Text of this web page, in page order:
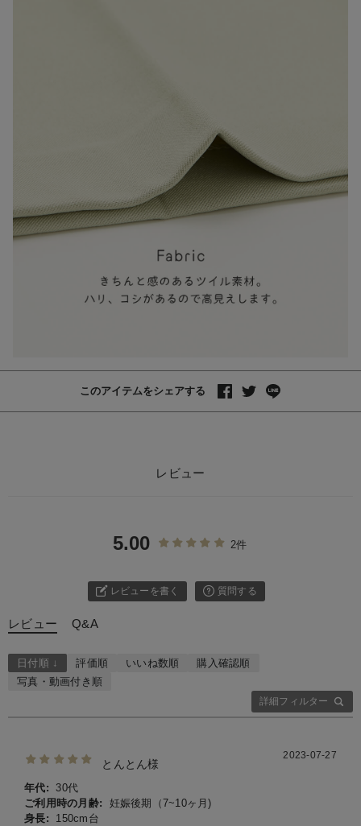
このアイテムをシェアする
レビュー
5.00 2件
レビューを書く 質問する
レビュー Q&A
詳細フィルター
日付順 ↓ 評価順 いいね数順
購入確認順
写真・動画付き順
とんとん様
2023-07-27
年代:
30代
ご利用時の月齢:
妊娠後期（7~10ヶ月)
身長:
150cm台